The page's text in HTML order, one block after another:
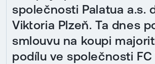
společnosti Palatua a.s.
Viktoria Plzeň. Ta dnes
smlouvu na koupi
podílu ve společnosti FC